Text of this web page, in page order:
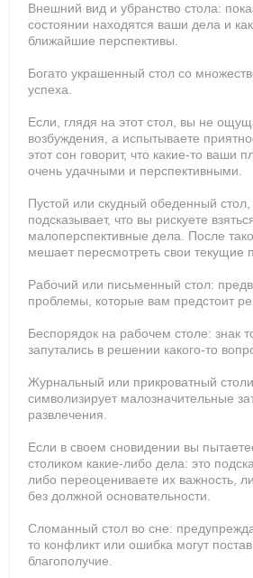
Внешний вид и убранство стола:
состоянии находятся ваши дела и
ближайшие перспективы.
Богато украшенный стол со
успеха.
Если, глядя на этот стол, вы не
возбуждения, а испытываете
этот сон говорит, что какие-то ваши
очень удачными и перспективными.
Пустой или скудный обеденный
подсказывает, что вы рискуете
малоперспективные дела. После
мешает пересмотреть свои текущие
Рабочий или письменный стол:
проблемы, которые вам предстоит
Беспорядок на рабочем столе: знак
запутались в решении какого-то
Журнальный или прикроватный
символизирует малозначительные
развлечения.
Если в своем сновидении вы
столиком какие-либо дела: это
либо переоцениваете их важность,
без должной основательности.
Сломанный стол во сне:
то конфликт или ошибка могут
благополучие.